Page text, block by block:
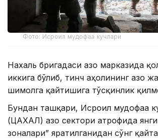
Фото: Исроил мудофаа кучлари
Нахаль бригадаси Ғазо марказида
иккига бўлиб, тинч аҳолининг Ғазо
шимолга қайтишига тўсқинлик
Бундан ташқари, Исроил мудофаа
(ЦАХАЛ) Ғазо сектори атрофида
зоналари” яратилганидан сўнг